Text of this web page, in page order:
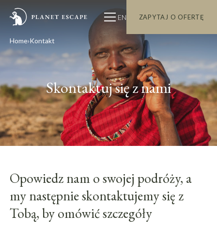
EN ZAPYTAJ O OFERTĘ
Home Kontakt
Skontaktuj się z nami
Opowiedz nam o swojej podróży, a
my następnie skontaktujemy się z
Tobą, by omówić szczegóły